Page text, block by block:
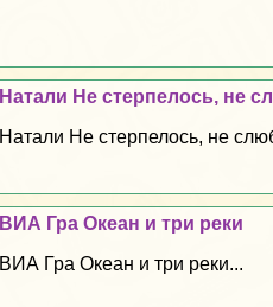
Натали Не стерпелось, не
Натали Не стерпелось, не
ВИА Гра Океан и три реки
ВИА Гра Океан и три реки...